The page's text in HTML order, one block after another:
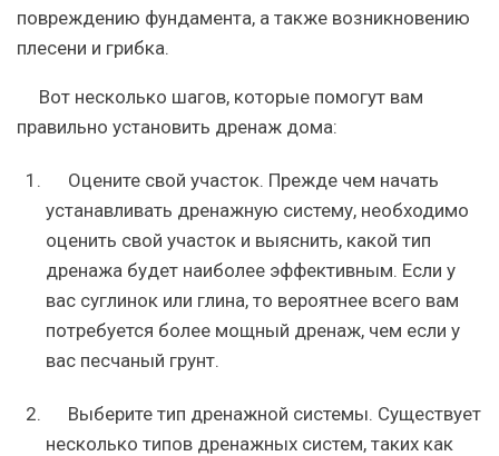
повреждению фундамента, а также возникновению
плесени и грибка.
Вот несколько шагов, которые помогут вам
правильно установить дренаж дома:
Оцените свой участок. Прежде чем начать
устанавливать дренажную систему, необходимо
оценить свой участок и выяснить, какой тип
дренажа будет наиболее эффективным. Если у
вас суглинок или глина, то вероятнее всего вам
потребуется более мощный дренаж, чем если у
вас песчаный грунт.
Выберите тип дренажной системы. Существует
несколько типов дренажных систем, таких как